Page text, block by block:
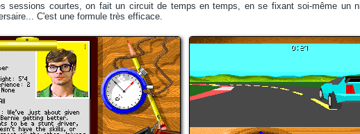
sessions courtes, on fait un circuit de temps en temps, en se fixant soi-même un
C'est une formule très efficace.